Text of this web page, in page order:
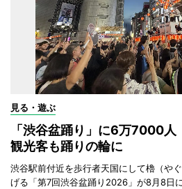
見る・遊ぶ
「渋谷盆踊り」に6万7000
観光客も踊りの輪に
渋谷駅前付近を歩行者天国にして櫓（や
げる「第7回渋谷盆踊り2026」が8月8日